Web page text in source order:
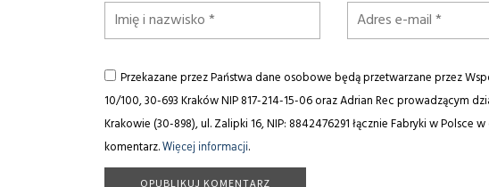
Przekazane przez Państwa dane osobowe będą przetwarzane przez
10/100, 30-693 Kraków NIP 817-214-15-06 oraz Adrian Rec prowadzącym
Krakowie (30-898), ul. Zalipki 16, NIP: 8842476291 łącznie Fabryki w
komentarz.Więcej informacji.